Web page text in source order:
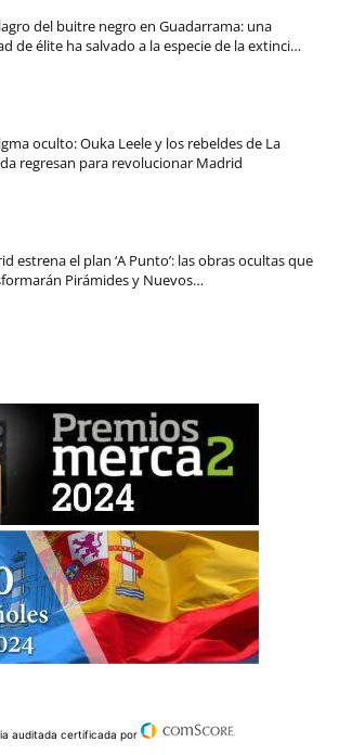
del buitre negro en Guadarrama: una
de élite ha salvado a la especie de la extinci…
oculto: Ouka Leele y los rebeldes de La
regresan para revolucionar Madrid
estrena el plan ‘A Punto’: las obras ocultas que
Pirámides y Nuevos…
auditada certificada por